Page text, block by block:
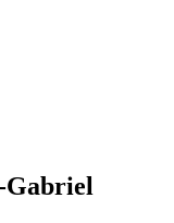
Gabriel